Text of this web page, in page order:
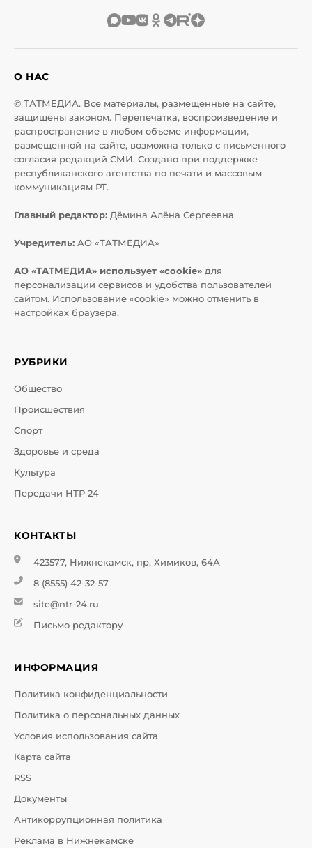
О НАС
© ТАТМЕДИА. Все материалы, размещенные на сайте,
защищены законом. Перепечатка, воспроизведение и
распространение в любом объеме информации,
размещенной на сайте, возможна только с письменного
согласия редакций СМИ. Создано при поддержке
республиканского агентства по печати и массовым
коммуникациям РТ.
Главный редактор: Дёмина Алёна Сергеевна
Учредитель: АО «ТАТМЕДИА»
АО «ТАТМЕДИА» использует «cookie» для
персонализации сервисов и удобства пользователей
сайтом. Использование «cookie» можно отменить в
настройках браузера.
РУБРИКИ
Общество
Происшествия
Спорт
Здоровье и среда
Культура
Передачи НТР 24
КОНТАКТЫ
423577, Нижнекамск, пр. Химиков, 64А
8 (8555) 42-32-57
site@ntr-24.ru
Письмо редактору
ИНФОРМАЦИЯ
Политика конфиденциальности
Политика о персональных данных
Условия использования сайта
Карта сайта
RSS
Документы
Антикоррупционная политика
Реклама в Нижнекамске